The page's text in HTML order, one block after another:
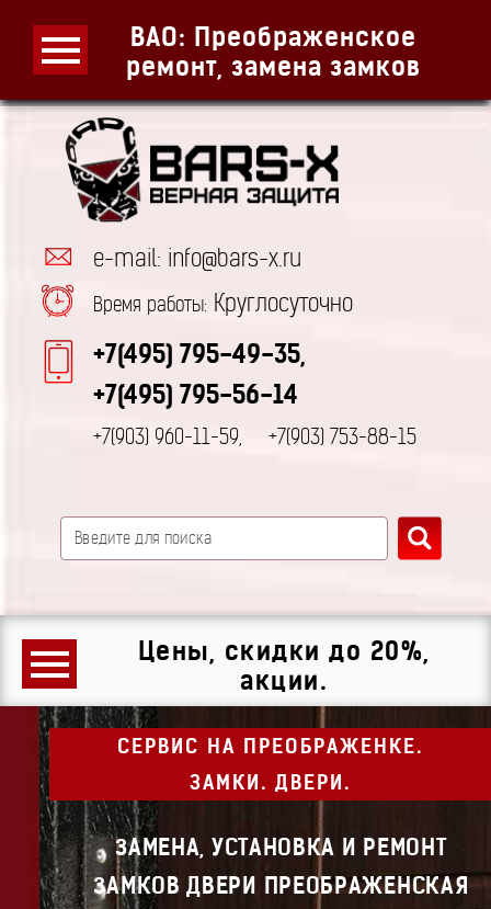
ВАО: Преображенское
ремонт, замена замков
e-mail: info@bars-x.ru
Время работы: Круглосуточно
+7(495) 795-49-35,
+7(495) 795-56-14
+7(903) 960-11-59, +7(903) 753-88-15
Цены, скидки до 20%,
акции.
СЕРВИС НА ПРЕОБРАЖЕНКЕ.
ЗАМКИ. ДВЕРИ.
ЗАМЕНА, УСТАНОВКА И РЕМОНТ
ЗАМКОВ ДВЕРИ ПРЕОБРАЖЕНСКАЯ